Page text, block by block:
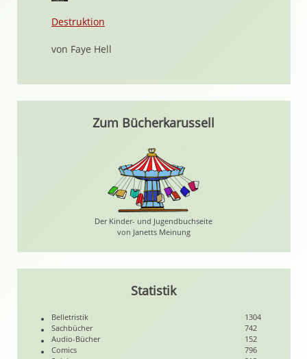
Destruktion
von Faye Hell
Zum Bücherkarussell
Der Kinder- und Jugendbuchseite
von Janetts Meinung
Statistik
Belletristik
1304
Sachbücher
742
Audio-Bücher
152
Comics
796